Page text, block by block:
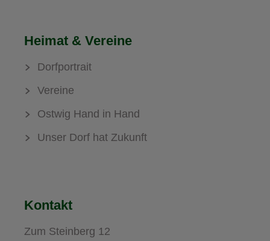
Heimat & Vereine
Dorfportrait
Vereine
Ostwig Hand in Hand
Unser Dorf hat Zukunft
Kontakt
Zum Steinberg 12